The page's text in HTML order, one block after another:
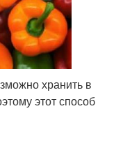
хранить в
этот способ